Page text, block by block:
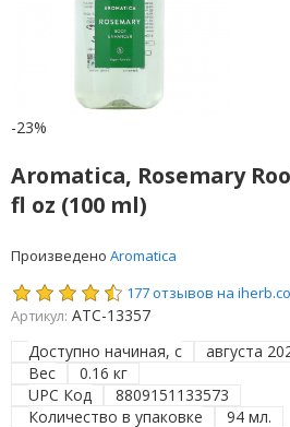
-23%
Aromatica, Rosemary
fl oz (100 ml)
Произведено Aromatica
177 отзывов на
Артикул: ATC-13357
Доступно начиная, с
августа
Вес
0.16 кг
UPC Код
8809151133573
Количество в упаковке
94 мл.